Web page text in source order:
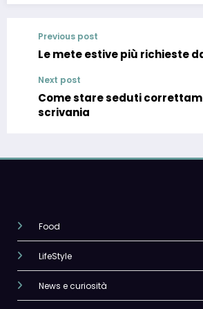
Previous post
Le mete estive più richieste
Next post
Come stare seduti
scrivania
Food
LifeStyle
News e curiosità